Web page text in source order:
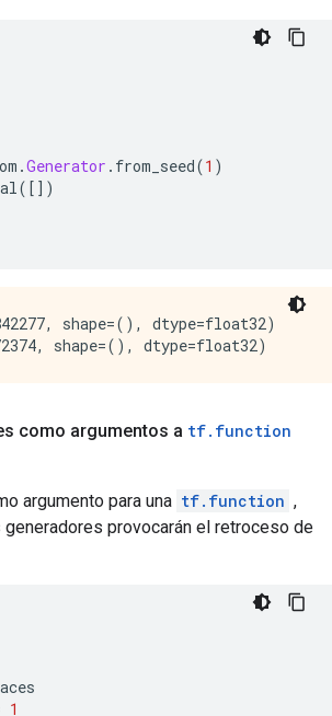
.Generator . from_seed(1 )
([])
shape=(), dtype=float32)
como argumentos a tf. function
argumento para una tf.function ,
provocarán el retroceso de
1